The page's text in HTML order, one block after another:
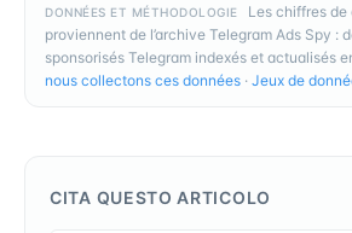
DONNÉES ET MÉTHODOLOGIE
Les chiffres
proviennent de l’archive Telegram Ads Spy :
sponsorisés Telegram indexés et actualisés
nous collectons ces données · Jeux de
CITA QUESTO ARTICOLO